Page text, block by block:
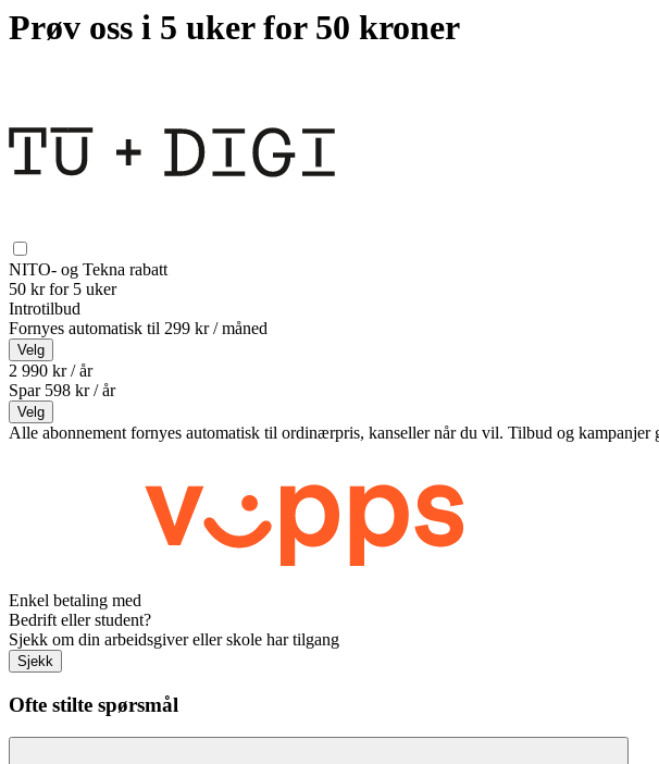
Prøv oss i 5 uker for 50 kroner
NITO- og Tekna rabatt
50 kr for 5 uker
Introtilbud
Fornyes automatisk til 299 kr / måned
Velg
2 990 kr / år
Spar 598 kr /år
Velg
Alle abonnement fornyes automatisk til ordinærpris, kanseller når du vil. Tilbud og kampanjer
Enkel betaling med
Bedrift eller student?
Sjekk om din arbeidsgiver eller skole har tilgang
Sjekk
Ofte stilte spørsmål